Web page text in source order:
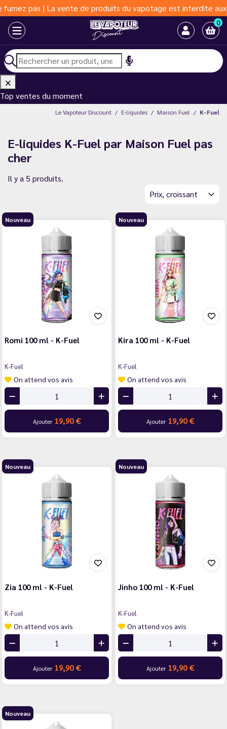
| La vente de produits du vapotage est interdite aux moins
0
Top ventes du moment
Le Vapoteur Discount E-liquides Maison Fuel K-Fuel
E-liquides K-Fuel par Maison Fuel pas
cher
Il y a 5 produits.
Prix, croissant
Nouveau
Romi 100 ml - K-Fuel
K-Fuel
On attend vos avis
Ajouter 19,90 €
Nouveau
Kira 100 ml - K-Fuel
K-Fuel
On attend vos avis
Ajouter 19,90 €
Nouveau
Zia 100 ml - K-Fuel
K-Fuel
On attend vos avis
Ajouter 19,90 €
Nouveau
Jinho 100 ml - K-Fuel
K-Fuel
On attend vos avis
Ajouter 19,90 €
Nouveau